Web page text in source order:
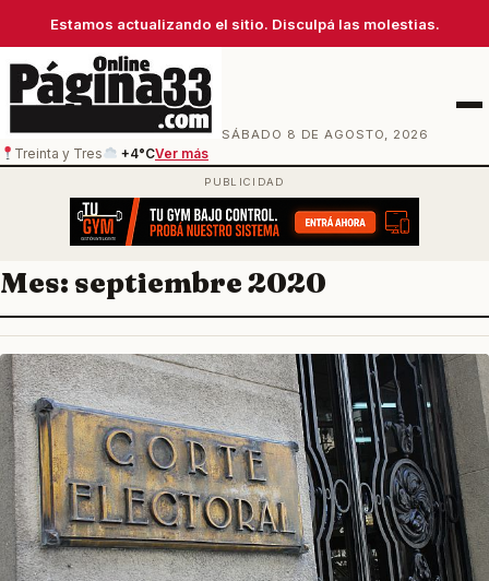
Estamos actualizando el sitio. Disculpá las molestias.
SÁBADO 8 DE AGOSTO, 2026
Treinta y Tres
+4°CVer más
Menú
Mes: septiembre 2020